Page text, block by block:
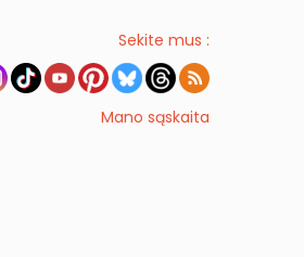
Sekite mus :
Mano sąskaita